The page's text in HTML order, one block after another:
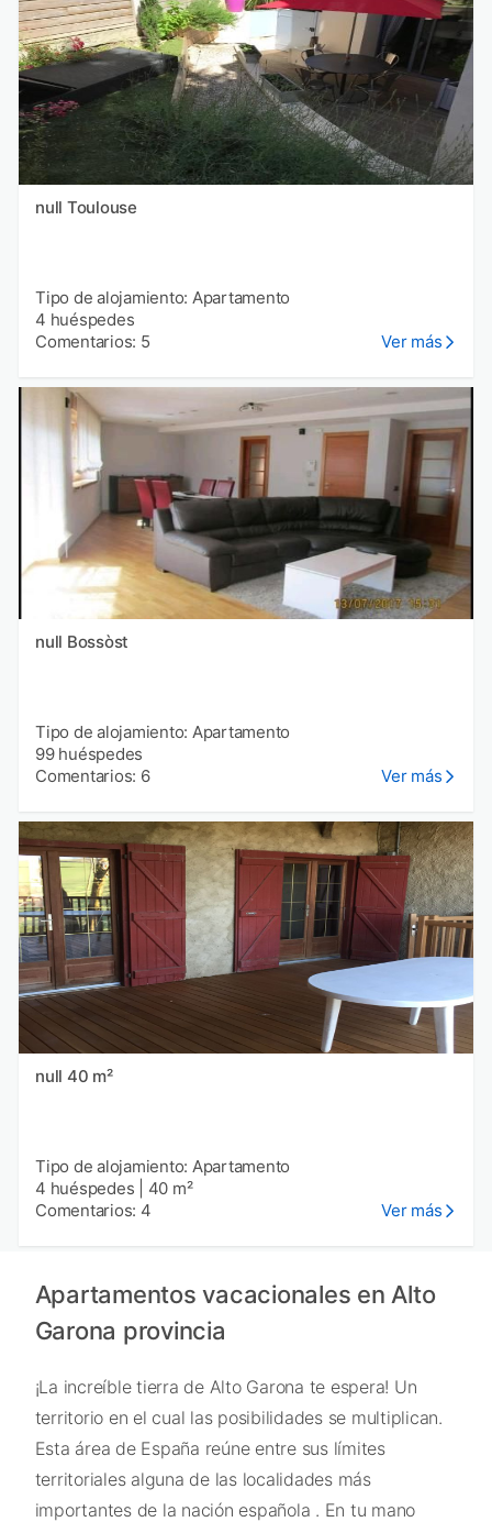
null Toulouse
Tipo de alojamiento: Apartamento
4 huéspedes
Comentarios: 5
Ver más
null Bossòst
Tipo de alojamiento: Apartamento
99 huéspedes
Comentarios: 6
Ver más
null 40 m²
Tipo de alojamiento: Apartamento
4 huéspedes
40 m²
Comentarios: 4
Ver más
Apartamentos vacacionales en Alto
Garona provincia
¡La increíble tierra de Alto Garona te espera! Un
territorio en el cual las posibilidades se multiplican.
Esta área de España reúne entre sus límites
territoriales alguna de las localidades más
importantes de la nación española . En tu mano